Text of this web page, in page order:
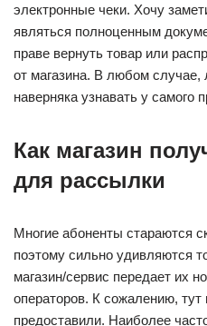
электронные чеки. Хочу
являться полноценным
праве вернуть товар или
от магазина. В любом случае,
наверняка узнавать у самого
Как магазин
для рассылки
Многие абоненты стараются
поэтому сильно удивляются
магазин/сервис передает их
операторов. К сожалению,
предоставили. Наиболее